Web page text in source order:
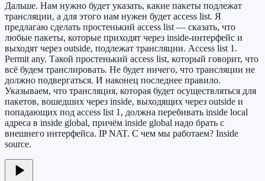
Дальше. Нам нужно будет указать, какие пакеты подлежат
трансляции, а для этого нам нужен будет access list. Я
предлагаю сделать простенький access list — сказать, что
любые пакеты, которые приходят через inside-интерфейс и
выходят через outside, подлежат трансляции. Access list 1.
Permit any. Такой простенький access list, который говорит, что
всё будем транслировать. Не будет ничего, что трансляции не
должно подвергаться. И наконец последнее правило.
Указываем, что трансляция, которая будет осуществляться для
пакетов, вошедших через inside, выходящих через outside и
попадающих под access list 1, должна перебивать inside local
адреса в inside global, причём inside global надо брать с
внешнего интерфейса. IP NAT. С чем мы работаем? Inside
source.